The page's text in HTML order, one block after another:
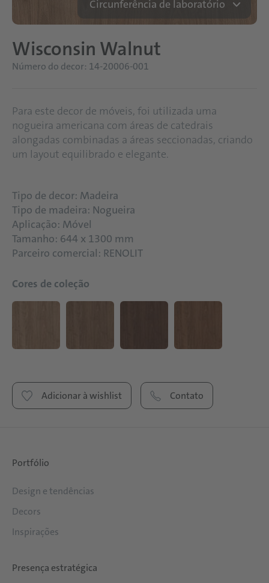
Circunferência de laboratório
Wisconsin Walnut
Número do decor: 14-20006-001
Para este decor de móveis, foi utilizada uma
nogueira americana com áreas de catedrais
alongadas combinadas a áreas seccionadas, criando
um layout equilibrado e elegante.
Tipo de decor: Madeira
Tipo de madeira: Nogueira
Aplicação: Móvel
Tamanho: 644 x 1300 mm
Parceiro comercial: RENOLIT
Cores de coleção
Adicionar à wishlist Contato
Portfólio
Design e tendências
Decors
Inspirações
Presença estratégica